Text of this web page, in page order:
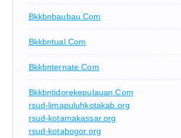
Bkkbnbaubau.com
Bkkbntual.com
Bkkbnternate.com
Bkkbntidorekepulauan.com
rsud-limapuluhkotakab.org
rsud-kotamakassar.org
rsud-kotabogor.org